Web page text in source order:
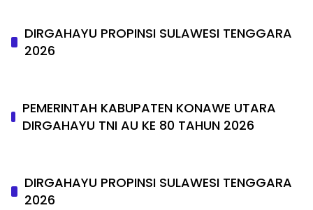
DIRGAHAYU PROPINSI SULAWESI TENGGARA
2026
PEMERINTAH KABUPATEN KONAWE UTARA
DIRGAHAYU TNI AU KE 80 TAHUN 2026
DIRGAHAYU PROPINSI SULAWESI TENGGARA
2026